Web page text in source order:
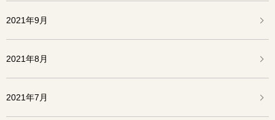
2021年9月
2021年8月
2021年7月